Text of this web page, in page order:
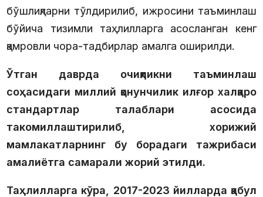
бўшлиқларни тўлдирилиб, ижросини таъминлаш
бўйича тизимли таҳлилларга асосланган кенг
қамровли чора-тадбирлар амалга оширилди.
Ўтган даврда очиқликни таъминлаш
соҳасидаги миллий қонунчилик илғор халқаро
стандартлар талаблари асосида
такомиллаштирилиб, хорижий
мамлакатларнинг бу борадаги тажрибаси
амалиётга самарали жорий этилди.
Таҳлилларга кўра, 2017-2023 йилларда қабул